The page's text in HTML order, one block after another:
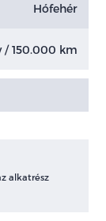
Hófehér
/ 150.000 km
alkatrész